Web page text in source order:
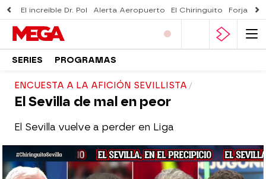
El increíble Dr. Pol Alerta Aeropuerto El Chiringuito Forjado
SERIES PROGRAMAS
ENCUESTA A LA AFICIÓN SEVILLISTA
El Sevilla de mal en peor
El Sevilla vuelve a perder en Liga